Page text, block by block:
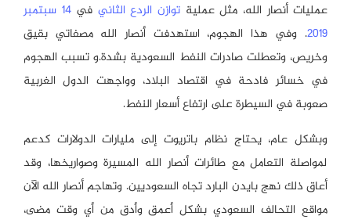
عمليات أنصار الله، مثل عملية توازن الردع الثاني في
14 سبتمبر
2019. وفي هذا الهجوم، استهدفت أنصار الله مصفاتي بقيق
وخريص، وتعطلت صادرات النفط السعودية بشدة.و تسبب الهجوم
في خسائر فادحة في اقتصاد البلاد، وواجهت الدول الغربية
صعوبة في السيطرة على ارتفاع أسعار النفط.
وبشكل عام، يحتاج نظام باتريوت إلى مليارات الدولارات كدعم
لمواصلة التعامل مع طائرات أنصار الله المسيرة وصواريخها، وقد
أعاق ذلك نهج بايدن البارد تجاه السعوديين. وتهاجم أنصار الله الآن
مواقع التحالف السعودي بشكل أعمق وأدق من أي وقت مضى،